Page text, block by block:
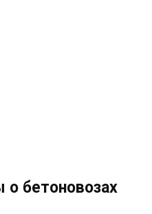
бетоновозах